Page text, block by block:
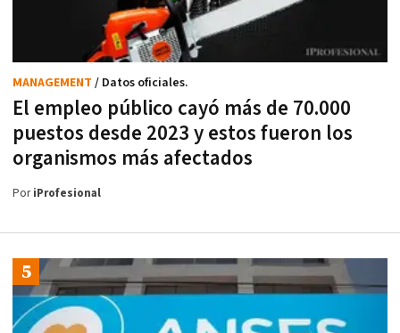
El empleo público cayó más de 70.000
puestos desde 2023 y estos fueron los
organismos más afectados
MANAGEMENT / Datos oficiales.
PoriProfesional